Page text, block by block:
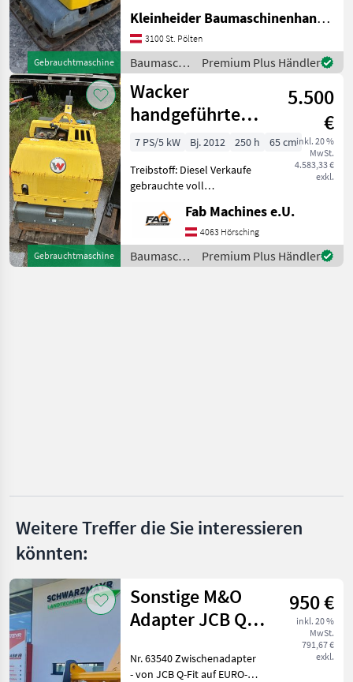
Baumaschinen
Walzen
Wacker
KATEGORIE
WÄHLEN
Wacker Neuson
2
Bomag
Ammann
Hamm
Gebrauchtmaschine
Kleinheider Baumaschinenhandel GmbH.
3100 St. Pölten
Baumaschinen
/ Wacker
Neuson
Premium Plus Händler
Gebrauchtmaschine
Wacker
handgeführte
Doppelvibrations-
Tandemwalze
5.500
€
inkl. 20 %
MwSt.
4.583,33 €
exkl.
7 PS/5 kW Bj. 2012 250 h
65 cm
Treibstoff: Diesel Verkaufe
gebrauchte voll
Stanglwalze WackerNeuson
RD7 Motor &
AntriebMotorhersteller:
HatzMotortyp:
Fab Machines e.U.
4063 Hörsching
Baumaschinen
/ Wacker
Premium Plus Händler
Weitere Treffer die Sie interessieren
könnten:
Sonstige M&O
Adapter JCB Q -
950 €
inkl. 20 %
MwSt.
791,67 €
exkl.
Nr. 63540 Zwischenadapter
- von JCB Q-Fit auf EURO-